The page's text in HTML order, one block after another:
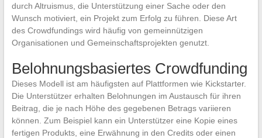
durch Altruismus, die Unterstützung einer Sache oder den
Wunsch motiviert, ein Projekt zum Erfolg zu führen. Diese Art
des Crowdfundings wird häufig von gemeinnützigen
Organisationen und Gemeinschaftsprojekten genutzt.
Belohnungsbasiertes Crowdfunding
Dieses Modell ist am häufigsten auf Plattformen wie Kickstarter.
Die Unterstützer erhalten Belohnungen im Austausch für ihren
Beitrag, die je nach Höhe des gegebenen Betrags variieren
können. Zum Beispiel kann ein Unterstützer eine Kopie eines
fertigen Produkts, eine Erwähnung in den Credits oder einen